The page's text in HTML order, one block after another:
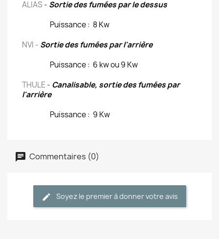
ALIAS - Sortie des fumées par le dessus
Puissance : 8 Kw
NVI - Sortie des fumées par l'arrière
Puissance : 6 kw ou 9 Kw
THULE - Canalisable, sortie des fumées par
l'arrière
Puissance : 9 Kw
Commentaires (0)
Soyez le premier à donner votre avis